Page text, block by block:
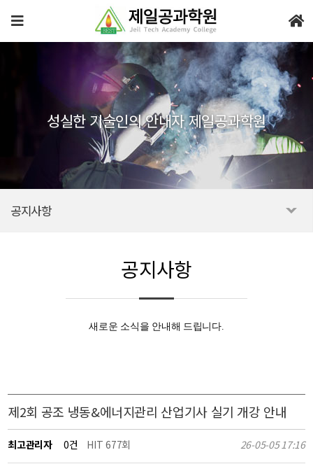
성실한 기술인의 안내자 제일공과학원
공지사항
공지사항
새로운 소식을 안내해 드립니다.
제2회 공조 냉동&에너지관리 산업기사 실기 개강 안내
최고관리자 0건 HIT 677회 26-05-05 17:16